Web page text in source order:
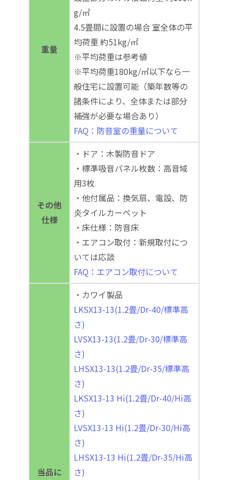
重量
g/㎡
4.5畳間に設置の場合 室全体の平
均荷重 約51kg/㎡
※平均荷重は参考値
※平均荷重180kg/㎡以下なら一
般住宅に設置可能（築年数等の
諸条件により、全体または部分
補強が必要な場合あり）
FAQ：防音室の重量について
その他
仕様
・ドア：木製防音ドア
・標準吸音パネル枚数：高音域
用3枚
・他付属品：換気扇、電設、防
炎タイルカーペット
・床仕様：防音床
・エアコン取付：新規取付につ
いては応談
FAQ：エアコン取付について
当品に
・カワイ製品
LKSX13-13(1.2畳/Dr-40/標準高
さ)
LVSX13-13(1.2畳/Dr-30/標準高
さ)
LHSX13-13(1.2畳/Dr-35/標準高
さ)
LKSX13-13 Hi(1.2畳/Dr-40/Hi高
さ)
LVSX13-13 Hi(1.2畳/Dr-30/Hi高
さ)
LHSX13-13 Hi(1.2畳/Dr-35/Hi高
さ)